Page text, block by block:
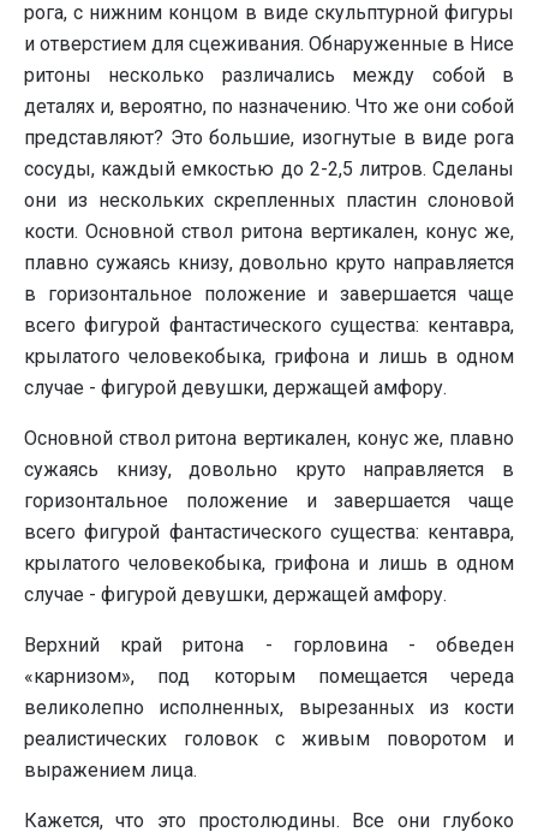
рога, с нижним концом в виде скульптурной фигуры
и отверстием для сцеживания. Обнаруженные в Нисе
ритоны несколько различались между собой в
деталях и, вероятно, по назначению. Что же они собой
представляют? Это большие, изогнутые в виде рога
сосуды, каждый емкостью до 2-2,5 литров. Сделаны
они из нескольких скрепленных пластин слоновой
кости. Основной ствол ритона вертикален, конус же,
плавно сужаясь книзу, довольно круто направляется
в горизонтальное положение и завершается чаще
всего фигурой фантастического существа: кентавра,
крылатого человекобыка, грифона и лишь в одном
случае - фигурой девушки, держащей амфору.
Основной ствол ритона вертикален, конус же, плавно
сужаясь книзу, довольно круто направляется в
горизонтальное положение и завершается чаще
всего фигурой фантастического существа: кентавра,
крылатого человекобыка, грифона и лишь в одном
случае - фигурой девушки, держащей амфору.
Верхний край ритона - горловина - обведен
«карнизом», под которым помещается череда
великолепно исполненных, вырезанных из кости
реалистических головок с живым поворотом и
выражением лица.
Кажется, что это простолюдины. Все они глубоко